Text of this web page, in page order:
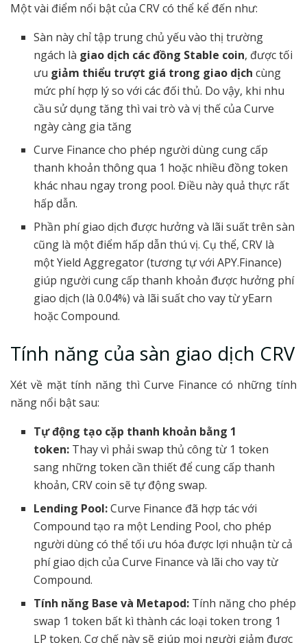
Một vài điểm nổi bật của CRV có thể kể đến như:
Sàn này chỉ tập trung chủ yếu vào thị trường
ngách là giao dịch các đồng Stable coin, được tối
ưu giảm thiểu trượt giá trong giao dịch cùng
mức phí hợp lý so với các đối thủ. Do vậy, khi nhu
cầu sử dụng tăng thì vai trò và vị thế của Curve
ngày càng gia tăng
Curve Finance cho phép người dùng cung cấp
thanh khoản thông qua 1 hoặc nhiều đồng token
khác nhau ngay trong pool. Điều này quả thực rất
hấp dẫn.
Phần phí giao dịch được hưởng và lãi suất trên sàn
cũng là một điểm hấp dẫn thú vị. Cụ thể, CRV là
một Yield Aggregator (tương tự với APY.Finance)
giúp người cung cấp thanh khoản được hưởng phí
giao dịch (là 0.04%) và lãi suất cho vay từ yEarn
hoặc Compound.
Tính năng của sàn giao dịch CRV
Xét về mặt tính năng thì Curve Finance có những tính
năng nổi bật sau:
Tự động tạo cặp thanh khoản bằng 1
token: Thay vì phải swap thủ công từ 1 token
sang những token cần thiết để cung cấp thanh
khoản, CRV coin sẽ tự động swap.
Lending Pool:Curve Finance đã hợp tác với
Compound tạo ra một Lending Pool, cho phép
người dùng có thể tối ưu hóa được lợi nhuận từ cả
phí giao dịch của Curve Finance và lãi cho vay từ
Compound.
Tính năng Base và Metapod: Tính năng cho phép
swap 1 token bất kì thành các loại token trong 1
LP token. Cơ chế này sẽ giúp mọi người giảm được